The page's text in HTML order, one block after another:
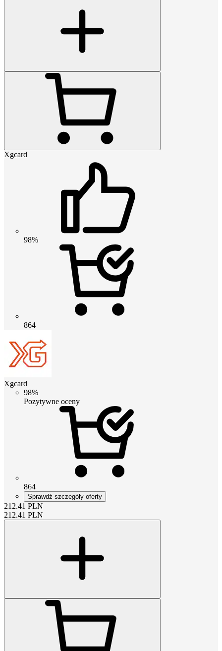
Xgcard
98%
864
Xgcard
98%
Pozytywne oceny
864
Sprawdź szczegóły oferty
212.41 PLN
212.41 PLN